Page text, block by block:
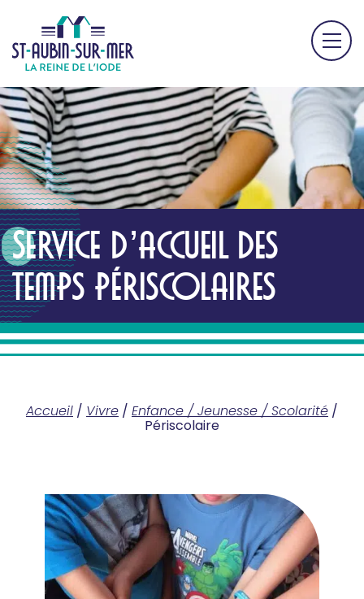
Service d’accueil des
temps périscolaires
Accueil / Vivre / Enfance / Jeunesse / Scolarité /
Périscolaire